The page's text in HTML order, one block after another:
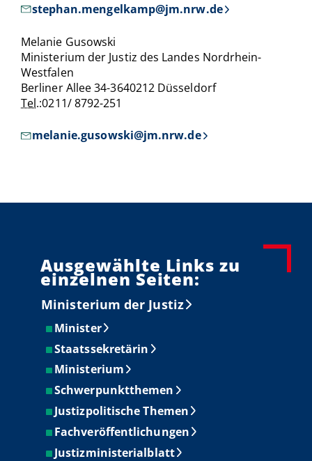
stephan.mengelkamp@jm.nrw.de
Melanie Gusowski
Ministerium der Justiz des Landes Nordrhein-
Westfalen
Berliner Allee 34-3640212 Düsseldorf
Tel.:0211/ 8792-251
melanie.gusowski@jm.nrw.de
Ausgewählte Links zu
einzelnen Seiten:
Ministerium der Justiz
Minister
Staatssekretärin
Ministerium
Schwerpunktthemen
Justizpolitische Themen
Fachveröffentlichungen
Justizministerialblatt